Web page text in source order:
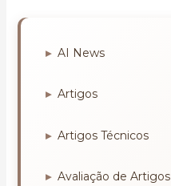
AI News
Artigos
Artigos Técnicos
Avaliação de Artigos